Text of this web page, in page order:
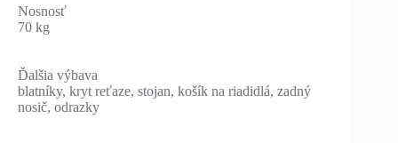
Nosnosť
70 kg
Ďalšia výbava
blatníky, kryt reťaze, stojan, košík na riadidlá, zadný
nosič, odrazky